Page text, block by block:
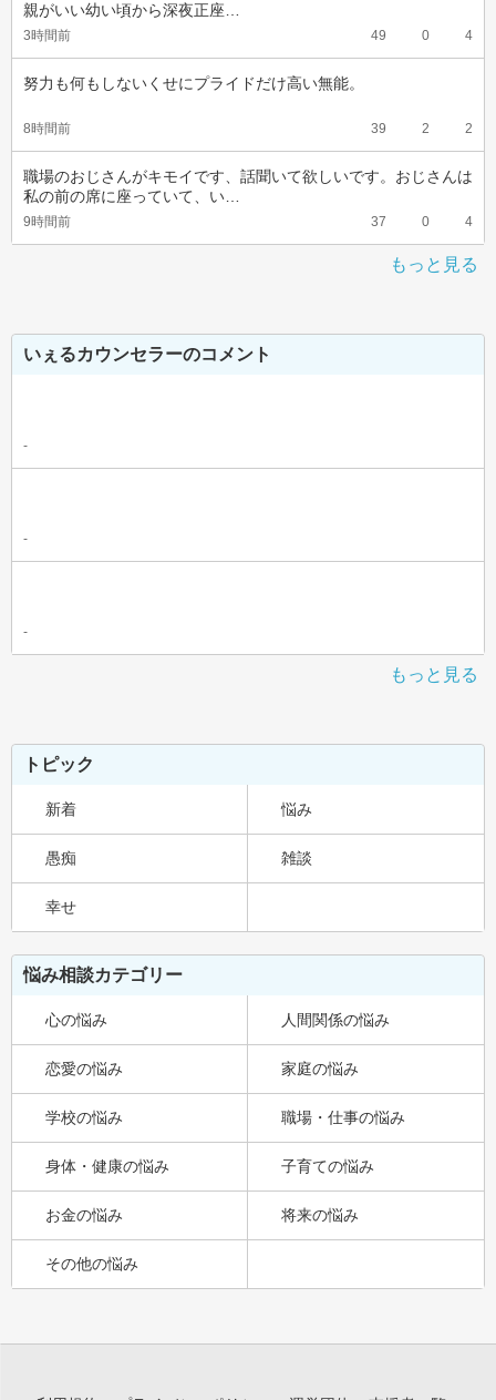
親がいい幼い頃から深夜正座…
3時間前 49 0 4
努力も何もしないくせにプライドだけ高い無能。
8時間前 39 2 2
職場のおじさんがキモイです、話聞いて欲しいです。おじさんは
私の前の席に座っていて、い…
9時間前 37 0 4
もっと見る
いぇるカウンセラーのコメント
-
-
-
もっと見る
トピック
新着 悩み
愚痴 雑談
幸せ
悩み相談カテゴリー
心の悩み 人間関係の悩み
恋愛の悩み 家庭の悩み
学校の悩み 職場・仕事の悩み
身体・健康の悩み 子育ての悩み
お金の悩み 将来の悩み
その他の悩み